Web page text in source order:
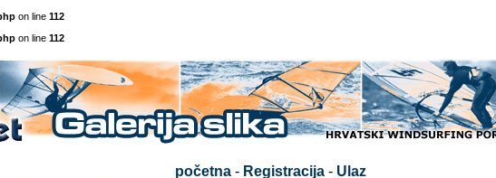
on line 112
on line 112
početna- Registracija- Ulaz